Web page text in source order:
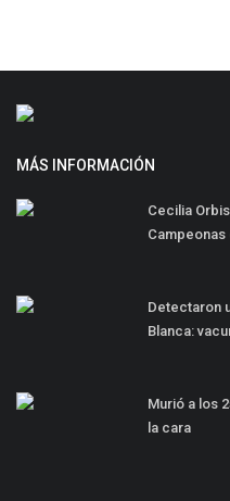
MÁS INFORMACIÓN
Cecilia
Campeonas
Detectaron
Blanca:
Murió a los
la cara